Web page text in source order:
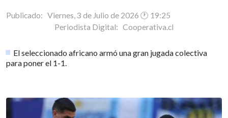
Publicado: Viernes, 3 de Julio de 2026 🕐 19:25
Periodista Digital: Cooperativa.cl
El seleccionado africano armó una gran jugada colectiva
para poner el 1-1.